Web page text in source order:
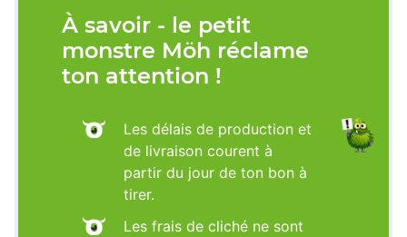
À savoir - le petit
monstre Möh réclame
ton attention !
Les délais de production et
de livraison courent à
partir du jour de ton bon à
tirer.
Les frais de cliché ne sont